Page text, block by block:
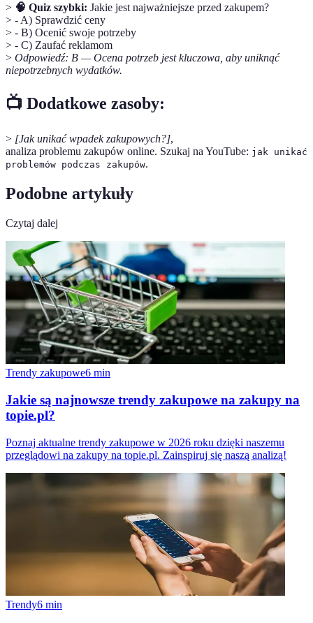
> 🧠 Quiz szybki: Jakie jest najważniejsze przed zakupem?
> - A) Sprawdzić ceny
> - B) Ocenić swoje potrzeby
> - C) Zaufać reklamom
> Odpowiedź: B — Ocena potrzeb jest kluczowa, aby uniknąć
niepotrzebnych wydatków.
📺 Dodatkowe zasoby:
> [Jak unikać wpadek zakupowych?],
analiza problemu zakupów online. Szukaj na YouTube: jak unikać
problemów podczas zakupów.
Podobne artykuły
Czytaj dalej
Trendy zakupowe6 min
Jakie są najnowsze trendy zakupowe na zakupy na
topie.pl?
Poznaj aktualne trendy zakupowe w 2026 roku dzięki naszemu
przeglądowi na zakupy na topie.pl. Zainspiruj się naszą analizą!
Trendy6 min